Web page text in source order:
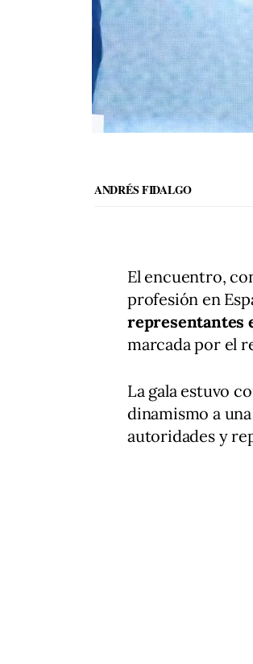
ANDRÉS FIDALGO
El encuentro,
profesión en
representantes
marcada por el
La gala estuvo
dinamismo a
autoridades y